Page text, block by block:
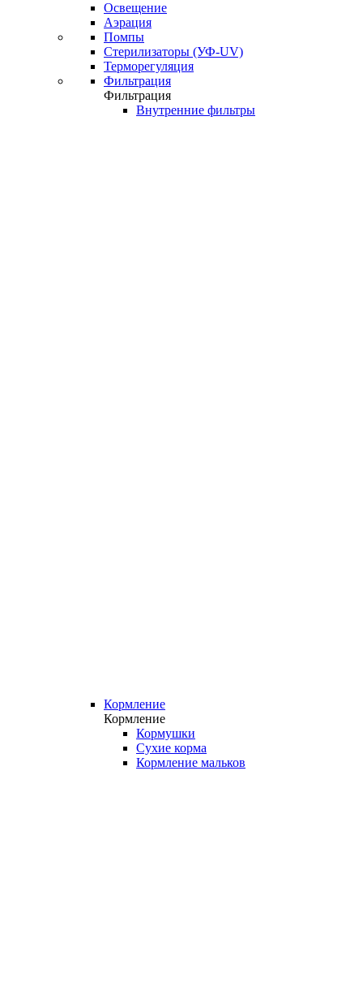
Освещение
Аэрация
Помпы
Стерилизаторы (УФ-UV)
Терморегуляция
Фильтрация
Фильтрация
Внутренние фильтры
Кормление
Кормление
Кормушки
Сухие корма
Кормление мальков